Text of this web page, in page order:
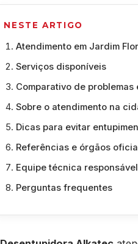
NESTE ARTIGO
Atendimento em Jardim
Serviços disponíveis
Comparativo de problemas
Sobre o atendimento na
Dicas para evitar
Referências e órgãos
Equipe técnica responsável
Perguntas frequentes